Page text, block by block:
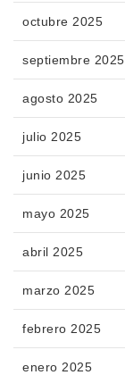
octubre 2025
septiembre 2025
agosto 2025
julio 2025
junio 2025
mayo 2025
abril 2025
marzo 2025
febrero 2025
enero 2025